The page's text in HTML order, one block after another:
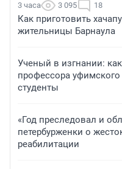
3 часа 3 095 18
Как приготовить
жительницы Барнаула
Ученый в изгнании:
профессора
студенты
«Год преследовал и
петербурженки о
реабилитации